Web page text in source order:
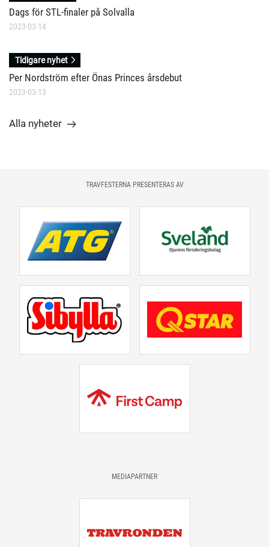
Dags för STL-finaler på Solvalla
2023-03-14
Tidigare nyhet
Per Nordström efter Önas Princes årsdebut
2023-03-13
Alla nyheter
TRAVFESTERNA PRESENTERAS AV
MEDIAPARTNER